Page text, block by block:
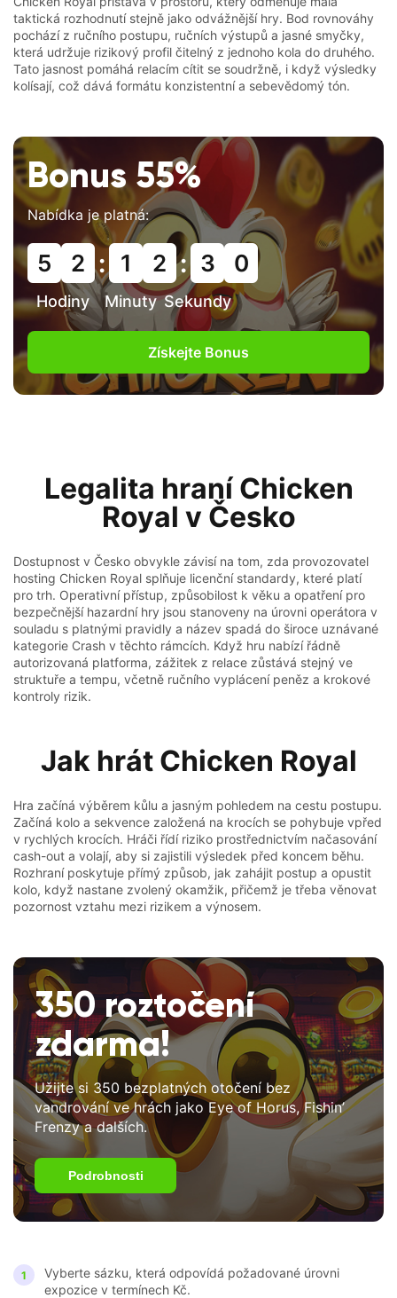
taktická rozhodnutí stejně jako odvážnější hry. Bod rovnováhy
pochází z ručního postupu, ručních výstupů a jasné smyčky,
která udržuje rizikový profil čitelný z jednoho kola do druhého.
Tato jasnost pomáhá relacím cítit se soudržně, i když výsledky
kolísají, což dává formátu konzistentní a sebevědomý tón.
Bonus 55%
Nabídka je platná:
5 2 : 1 2 : 2 9
Hodiny Minuty Sekundy
Získejte Bonus
Legalita hraní Chicken
Royal v Česko
Dostupnost v Česko obvykle závisí na tom, zda provozovatel
hosting Chicken Royal splňuje licenční standardy, které platí
pro trh. Operativní přístup, způsobilost k věku a opatření pro
bezpečnější hazardní hry jsou stanoveny na úrovni operátora v
souladu s platnými pravidly a název spadá do široce uznávané
kategorie Crash v těchto rámcích. Když hru nabízí řádně
autorizovaná platforma, zážitek z relace zůstává stejný ve
struktuře a tempu, včetně ručního vyplácení peněz a krokové
kontroly rizik.
Jak hrát Chicken Royal
Hra začíná výběrem kůlu a jasným pohledem na cestu postupu.
Začíná kolo a sekvence založená na krocích se pohybuje vpřed
v rychlých krocích. Hráči řídí riziko prostřednictvím načasování
cash-out a volají, aby si zajistili výsledek před koncem běhu.
Rozhraní poskytuje přímý způsob, jak zahájit postup a opustit
kolo, když nastane zvolený okamžik, přičemž je třeba věnovat
pozornost vztahu mezi rizikem a výnosem.
350 roztočení
zdarma!
Užijte si 350 bezplatných otočení bez
vandrování ve hrách jako Eye of Horus, Fishin’
Frenzy a dalších.
Podrobnosti
Vyberte sázku, která odpovídá požadované úrovni
expozice v termínech Kč.